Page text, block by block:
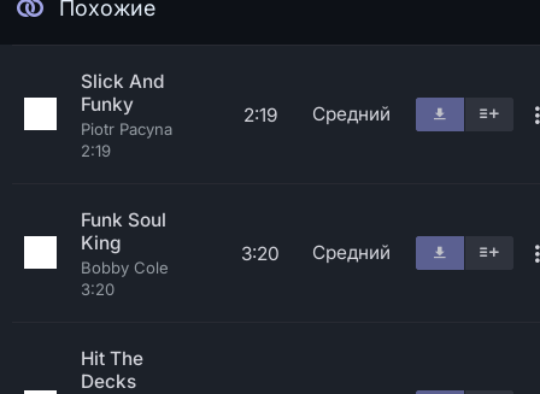
Похожие
Slick And
Funky
Piotr Pacyna
2:19
2:19 Средний
Funk Soul
King
Bobby Cole
3:20
3:20 Средний
Hit The
Decks